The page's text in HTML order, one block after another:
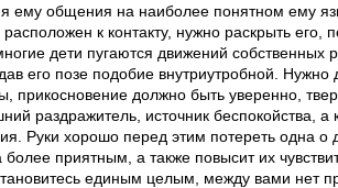
ему общения на наиболее понятном ему
к контакту, нужно раскрыть его,
дети пугаются движений собственных
его позе подобие внутриутробной. Нужно
должно быть уверенно,
раздражитель, источник беспокойства, а
Руки хорошо перед этим потереть одна о
приятным, а также повысит их
единым целым, между вами нет